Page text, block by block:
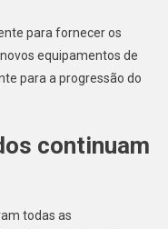
para fornecer os
equipamentos de
para a progressão do
continuam
todas as